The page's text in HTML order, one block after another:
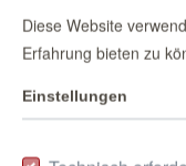
Diese Website
Erfahrung bieten zu
Einstellungen